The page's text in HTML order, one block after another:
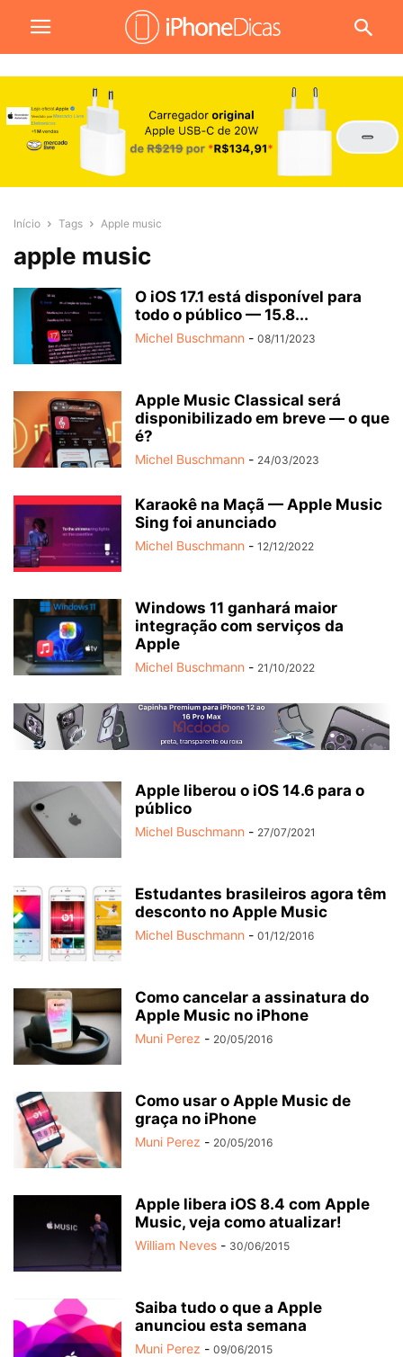
Início Tags Apple music
apple music
O iOS 17.1 está disponível para
todo o público — 15.8...
Michel Buschmann - 08/11/2023
Apple Music Classical será
disponibilizado em breve — o que
é?
Michel Buschmann - 24/03/2023
Karaokê na Maçã — Apple Music
Sing foi anunciado
Michel Buschmann - 12/12/2022
Windows 11 ganhará maior
integração com serviços da
Apple
Michel Buschmann - 21/10/2022
Apple liberou o iOS 14.6 para o
público
Michel Buschmann - 27/07/2021
Estudantes brasileiros agora têm
desconto no Apple Music
Michel Buschmann - 01/12/2016
Como cancelar a assinatura do
Apple Music no iPhone
Muni Perez - 20/05/2016
Como usar o Apple Music de
graça no iPhone
Muni Perez - 20/05/2016
Apple libera iOS 8.4 com Apple
Music, veja como atualizar!
William Neves - 30/06/2015
Saiba tudo o que a Apple
anunciou esta semana
Muni Perez - 09/06/2015